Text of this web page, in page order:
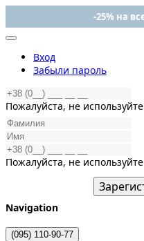
-25% на
Вход
Забыли пароль
Пожалуйста, не
Пожалуйста, не
Navigation
(095) 110-90-77